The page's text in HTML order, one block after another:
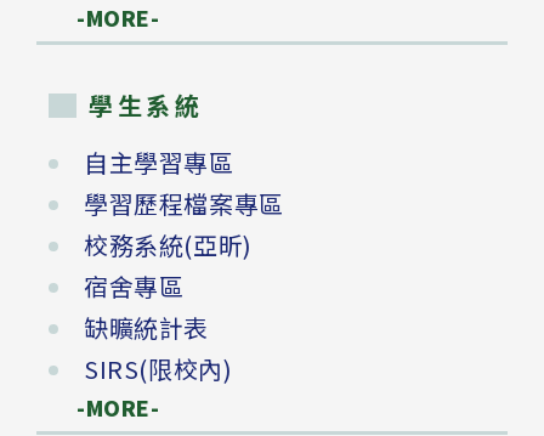
-MORE-
學生系統
自主學習專區
學習歷程檔案專區
校務系統(亞昕)
宿舍專區
缺曠統計表
SIRS(限校內)
-MORE-